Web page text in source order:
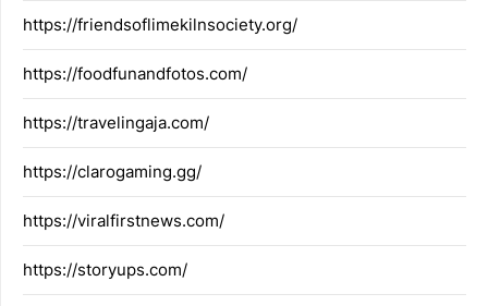
https://friendsoflimekilnsociety.org/
https://foodfunandfotos.com/
https://travelingaja.com/
https://clarogaming.gg/
https://viralfirstnews.com/
https://storyups.com/